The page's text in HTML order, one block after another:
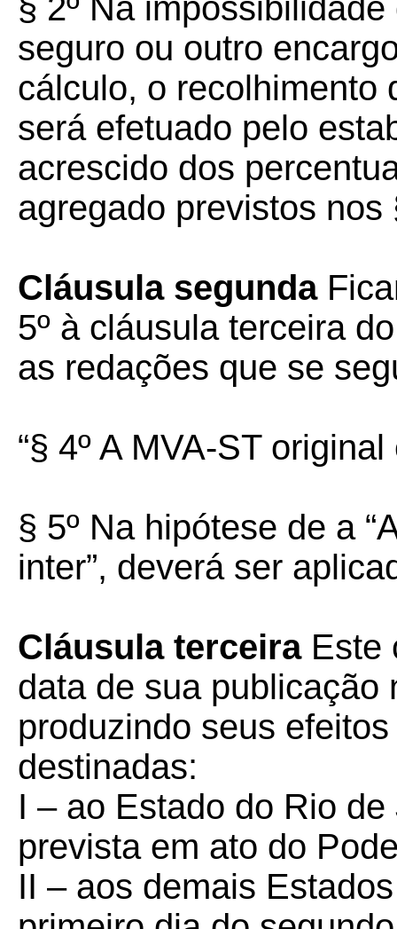
§ 2º Na
seguro ou outro
cálculo, o recolhimento
será efetuado pelo
acrescido dos
agregado previstos nos
Cláusula segunda
5º à cláusula terceira
as redações que se
“§ 4º A MVA-ST
§ 5º Na hipótese de a
inter”, deverá ser
Cláusula terceiraEste
data de sua publicação
produzindo seus
destinadas:
I – ao Estado do Rio
prevista em ato do
II – aos demais